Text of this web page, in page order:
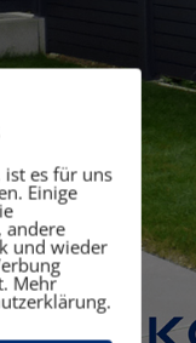
ist es für uns
Einige
andere
und wieder
Mehr